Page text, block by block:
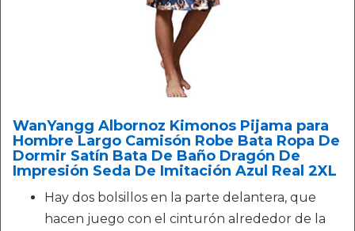
WanYangg Albornoz Kimonos Pijama para
Hombre Largo Camisón Robe Bata Ropa De
Dormir Satín Bata De Baño Dragón De
Impresión Seda De Imitación Azul Real 2XL
Hay dos bolsillos en la parte delantera, que
hacen juego con el cinturón alrededor de la